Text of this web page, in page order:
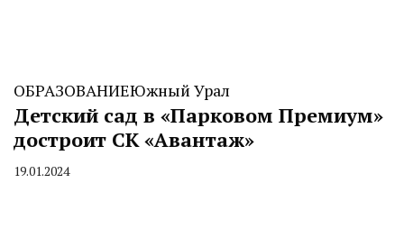
ОБРАЗОВАНИЕЮжный Урал
Детский сад в «Парковом Премиум»
достроит СК «Авантаж»
By
19.01.2024